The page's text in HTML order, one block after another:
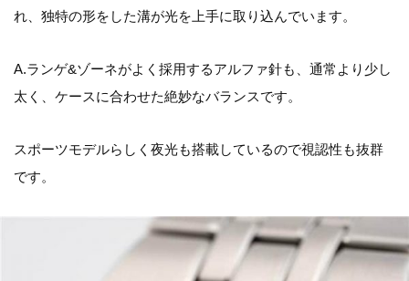
れ、独特の形をした溝が光を上手に取り込んでいます。
A.ランゲ&ゾーネがよく採用するアルファ針も、通常より少し
太く、ケースに合わせた絶妙なバランスです。
スポーツモデルらしく夜光も搭載しているので視認性も抜群
です。